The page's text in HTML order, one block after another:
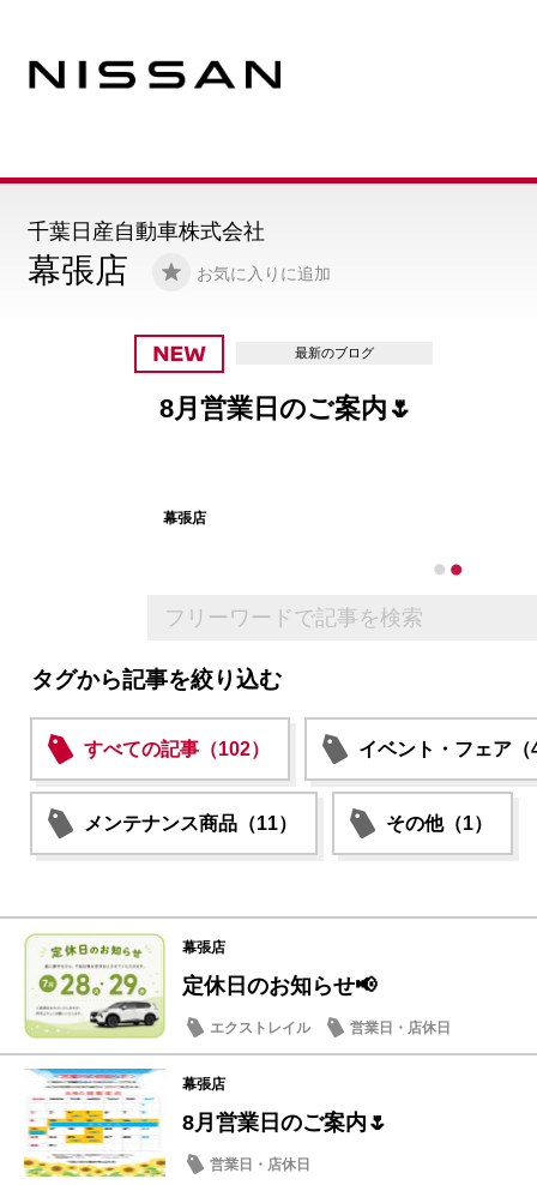
幕張店 お気に入りに追加
千葉日産自動車株式会社
最新のブログ
8月営業日のご案内🌷
幕張店
タグから記事を絞り込む
すべての記事（102） イベント・フェア（
メンテナンス商品（11） その他（1）
幕張店
定休日のお知らせ📢
エクストレイル 営業日・店休日
幕張店
8月営業日のご案内🌷
営業日・店休日